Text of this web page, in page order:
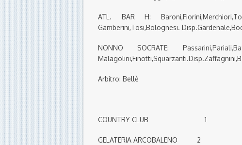
ATL. BAR H:
Gamberini,Tosi,Bolognesi.
NONNO SOCRATE:
Arbitro: Bellè
COUNTRY CLUB 1
GELATERIA ARCOBALENO 2